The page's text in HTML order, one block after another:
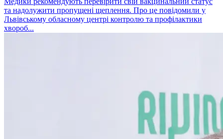
та надолужити пропущені щеплення. Про це повідомили у
Львівському обласному центрі контролю та профілактики
хвороб...